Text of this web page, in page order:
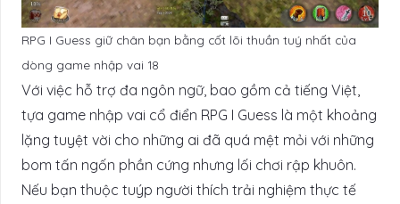
RPG I Guess giữ chân bạn bằng cốt lõi thuần tuý nhất của
dòng game nhập vai 18
Với việc hỗ trợ đa ngôn ngữ, bao gồm cả tiếng Việt,
tựa game nhập vai cổ điển RPG I Guess là một khoảng
lặng tuyệt vời cho những ai đã quá mệt mỏi với những
bom tấn ngốn phần cứng nhưng lối chơi rập khuôn.
Nếu bạn thuộc tuýp người thích trải nghiệm thực tế